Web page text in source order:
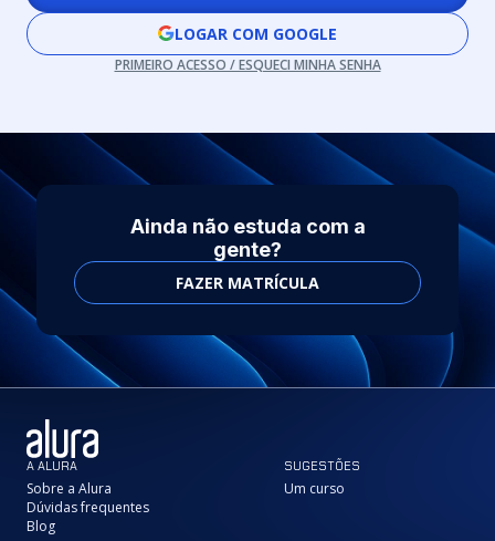
LOGAR COM GOOGLE
PRIMEIRO ACESSO / ESQUECI MINHA SENHA
Ainda não estuda com a
gente?
FAZER MATRÍCULA
A ALURA
Sobre a Alura
Dúvidas frequentes
Blog
SUGESTÕES
Um curso